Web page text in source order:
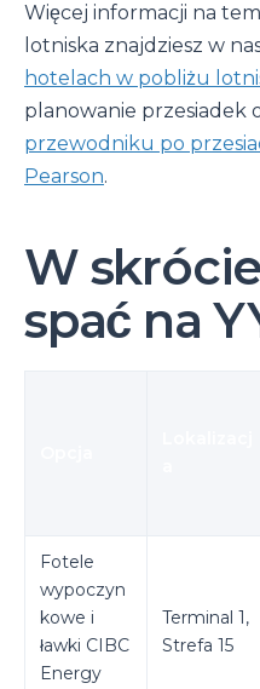
Więcej informacji na
lotniska znajdziesz w
hotelach w pobliżu
planowanie przesiadek
przewodniku po
Pearson.
W
spać na
Fotele
wypoczyn
kowe i
ławki CIBC
Energy
Terminal 1,
Strefa 15